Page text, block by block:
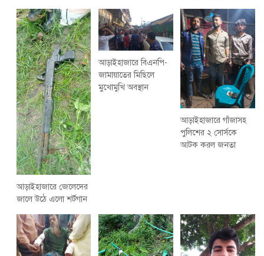
আড়াইহাজারে জেলেদের
জালে উঠে এলো শর্টগান
আড়াইহাজারে বিএনপি-
জামায়াতের মিছিলে
মুখোমুখি অবস্থান
আড়াইহাজারে গাঁজাসহ
পুলিশের ২ সোর্সকে
আটক করল জনতা